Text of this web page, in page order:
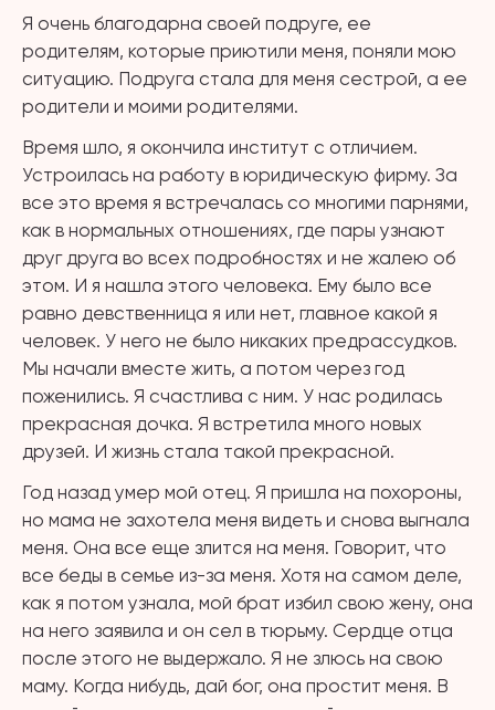
Я очень благодарна своей подруге, ее
родителям, которые приютили меня, поняли мою
ситуацию. Подруга стала для меня сестрой, а ее
родители и моими родителями.
Время шло, я окончила институт с отличием.
Устроилась на работу в юридическую фирму. За
все это время я встречалась со многими парнями,
как в нормальных отношениях, где пары узнают
друг друга во всех подробностях и не жалею об
этом. И я нашла этого человека. Ему было все
равно девственница я или нет, главное какой я
человек. У него не было никаких предрассудков.
Мы начали вместе жить, а потом через год
поженились. Я счастлива с ним. У нас родилась
прекрасная дочка. Я встретила много новых
друзей. И жизнь стала такой прекрасной.
Год назад умер мой отец. Я пришла на похороны,
но мама не захотела меня видеть и снова выгнала
меня. Она все еще злится на меня. Говорит, что
все беды в семье из-за меня. Хотя на самом деле,
как я потом узнала, мой брат избил свою жену, она
на него заявила и он сел в тюрьму. Сердце отца
после этого не выдержало. Я не злюсь на свою
маму. Когда нибудь, дай бог, она простит меня. В